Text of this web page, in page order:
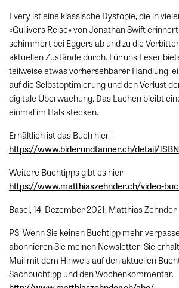
Every ist eine klassische Dystopie, die in
«Gullivers Reise» von Jonathan Swift
schimmert bei Eggers ab und zu die
aktuellen Zustände durch. Für uns Leser
teilweise etwas vorhersehbarer Handlung,
auf die Selbstoptimierung und den Verlust
digitale Überwachung. Das Lachen bleibt
einmal im Hals stecken.
Erhältlich ist das Buch hier:
https://www.biderundtanner.ch/detail/
Weitere Buchtipps gibt es hier:
https://www.matthiaszehnder.ch/video-
Basel, 14. Dezember 2021, Matthias Zehnder
PS: Wenn Sie keinen Buchtipp mehr
abonnieren Sie meinen Newsletter: Sie
Mail mit dem Hinweis auf den aktuellen
Sachbuchtipp und den Wochenkommentar.